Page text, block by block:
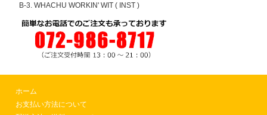
B-3. WHACHU WORKIN' WIT ( INST )
ホーム
お支払い方法について